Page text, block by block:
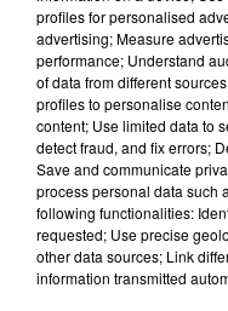
5 août
profiles for personalised
advertising; Measure
performance; Understand
of data from different
profiles to personalise
content; Use limited data to
detect fraud, and fix errors;
Save and communicate
process personal data such
following functionalities:
requested; Use precise
other data sources; Link
information transmitted